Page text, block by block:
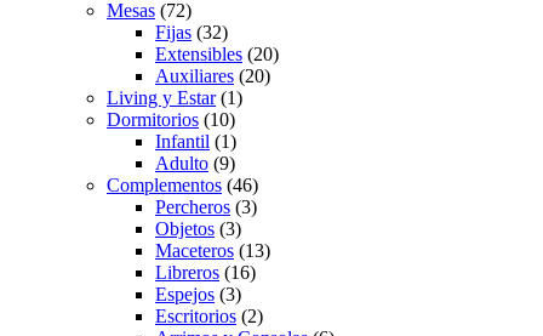
Mesas (72)
Fijas (32)
Extensibles (20)
Auxiliares (20)
Living y Estar(1)
Dormitorios (10)
Infantil (1)
Adulto (9)
Complementos (46)
Percheros (3)
Objetos (3)
Maceteros (13)
Libreros (16)
Espejos (3)
Escritorios (2)